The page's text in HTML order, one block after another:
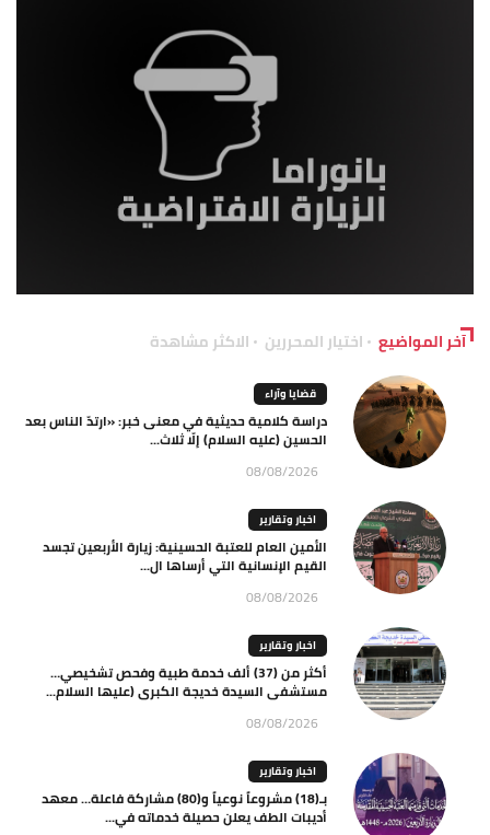
آخر المواضيع اختيار المحررين الاكثر مشاهدة
قضايا وآراء
دراسة كلامية حديثية في معنى خبر: «ارتدّ الناس بعد
الحسين (عليه السلام) إلّا ثلاث...
08/08/2026
اخبار وتقارير
الأمين العام للعتبة الحسينية: زيارة الأربعين تجسد
القيم الإنسانية التي أرساها ال...
08/08/2026
اخبار وتقارير
أكثر من (37) ألف خدمة طبية وفحص تشخيصي…
مستشفى السيدة خديجة الكبرى (عليها السلام...
08/08/2026
اخبار وتقارير
بـ(18) مشروعاً نوعياً و(80) مشاركة فاعلة… معهد
أديبات الطف يعلن حصيلة خدماته في...